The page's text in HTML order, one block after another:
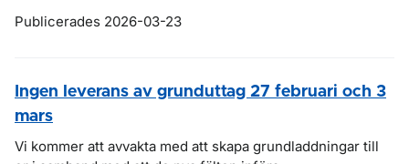
Publicerades 2026-03-23
Ingen leverans av grunduttag 27 februari och 3
mars
Vi kommer att avvakta med att skapa grundladdningar till